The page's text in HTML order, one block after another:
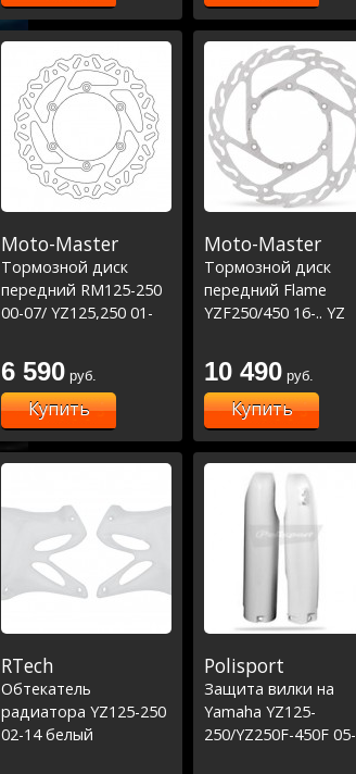
Moto-Master
Тормозной диск
передний RM125-250
00-07/ YZ125,250 01-
16,WRF450 03-16,
YZF250 02-15,YZF450
03-15 (D250)
6 590 руб.
Купить
Moto-Master
Тормозной диск
передний Flame
YZF250/450 16-.. YZ
10 490 руб.
Купить
RTech
Обтекатель
радиатора YZ125-250
02-14 белый
Polisport
Защита вилки на
Yamaha YZ125-
250/YZ250F-450F 05-